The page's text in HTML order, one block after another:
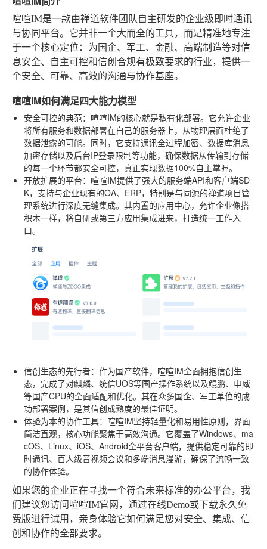
喧喧IM是一款由禅道软件团队自主研发的企业级即时通讯
与协同平台。它并非一个大而全的工具，而是精准地专注
于一个核心定位：为国企、军工、金融、高端制造等对信
息安全、自主可控和信创合规有极致要求的行业，提供一
个安全、可靠、高效的沟通与协作基座。
喧喧IM如何满足四大能力模型
安全可控的典范：喧喧IM的核心就是私有化部署。它允许企业
将所有服务和数据部署在自己的服务器上，从物理层面杜绝了
数据泄露的可能。同时，它支持通讯全过程加密、数据库消息
加密存储以及后台IP登录限制等功能，确保数据从传输到存储
的每一个环节都安全可控，真正实现数据100%自主掌握。
开放扩展的平台：喧喧IM提供了强大的服务端API和客户端SD
K，支持与企业现有的OA、ERP，特别是与同源的禅道项目管
理系统进行深度无缝集成。其内置的应用中心，允许企业像搭
积木一样，将自研或第三方应用集成进来，打造统一工作入
口。
信创生态的先行者：作为国产软件，喧喧IM全面拥抱信创生
态，完成了对麒麟、统信UOS等国产操作系统以及鲲鹏、申威
等国产CPU的全面适配和优化。其在众多国企、军工单位的成
功部署案例，是其信创成熟度的最佳证明。
体验为本的协作工具：喧喧IM坚持轻量化和易用性原则，界面
简洁直观，核心功能聚焦于高效沟通。它覆盖了Windows、ma
cOS、Linux、iOS、Android全平台客户端，提供稳定可靠的即
时通讯、百人级音视频会议和多端消息漫游，确保了流畅一致
的协作体验。
如果您的企业正在寻找一个符合未来标准的办公平台，我
们建议您访问喧喧IM官网，通过在线Demo或下载永久免
费版进行试用，亲身体验它如何满足您对安全、集成、信
创和协作的全部要求。